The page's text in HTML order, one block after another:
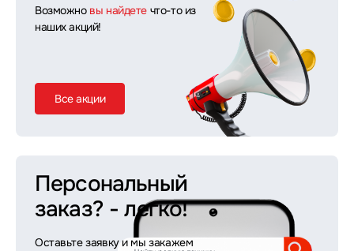
Возможно вы найдете что-то из
наших акций!
Все акции
Персональный
заказ? - легко!
Оставьте заявку и мы закажем